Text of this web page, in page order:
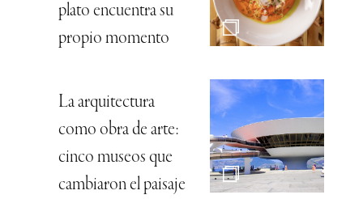
plato encuentra su
propio momento
La arquitectura
como obra de arte:
cinco museos que
cambiaron el paisaje